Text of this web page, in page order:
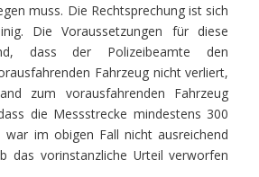
muss. Die Rechtsprechung ist sich
Die Voraussetzungen für diese
dass der Polizeibeamte den
Fahrzeug nicht verliert,
zum vorausfahrenden Fahrzeug
die Messstrecke mindestens 300
im obigen Fall nicht ausreichend
das vorinstanzliche Urteil verworfen